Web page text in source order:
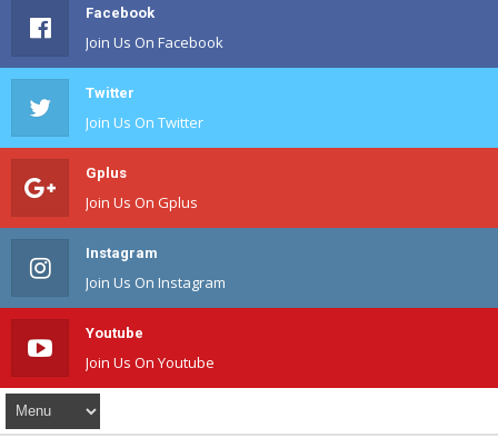
Facebook
Join Us On Facebook
Twitter
Join Us On Twitter
Gplus
Join Us On Gplus
Instagram
Join Us On Instagram
Youtube
Join Us On Youtube